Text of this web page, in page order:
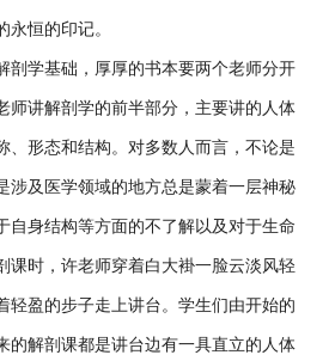
恒的印记。
学基础，厚厚的书本要两个老师分开
师讲解剖学的前半部分，主要讲的人体
、形态和结构。对多数人而言，不论是
涉及医学领域的地方总是蒙着一层神秘
自身结构等方面的不了解以及对于生命
课时，许老师穿着白大褂一脸云淡风轻
轻盈的步子走上讲台。学生们由开始的
的解剖课都是讲台边有一具直立的人体